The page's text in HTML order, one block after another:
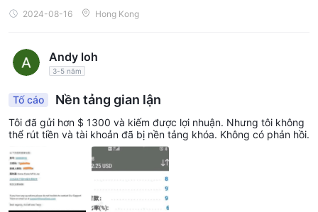
2024-08-16 Hong Kong
Andy loh
3-5 năm
Tố cáo Nền tảng gian lận
Tôi đã gửi hơn $ 1300 và kiếm được lợi nhuận. Nhưng tôi không
thể rút tiền và tài khoản đã bị nền tảng khóa. Không có phản hồi.